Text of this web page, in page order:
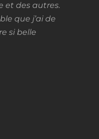
et des autres.
que j’ai de
si belle